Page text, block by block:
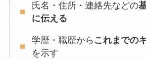
氏名・住所・連絡先などの
に伝える
学歴・職歴から これまでの
を示す